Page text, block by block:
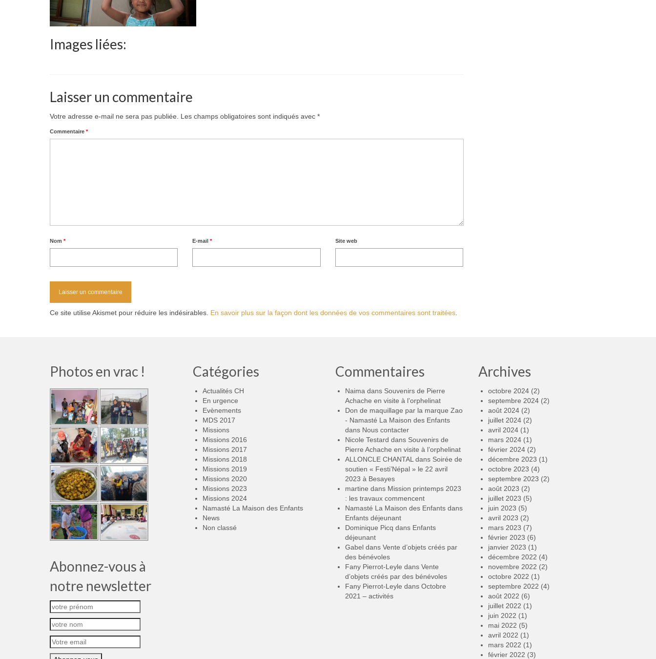
Images liées:
Laisser un commentaire
Votre adresse e-mail ne sera pas publiée. Les champs obligatoires sont indiqués avec *
Commentaire *
Nom * E-mail* Site web
Ce site utilise Akismet pour réduire les indésirables. En savoir plus sur la façon dont les données de vos commentaires sont traitées
Photos en vrac !
Abonnez-vous à
notre newsletter
Catégories
Actualités CH
En urgence
Evènements
MDS 2017
Missions
Missions 2016
Missions 2017
Missions 2018
Missions 2019
Missions 2020
Missions 2023
Missions 2024
Namasté La Maison des Enfants
News
Non classé
Commentaires
Naima dans Souvenirs de Pierre
Achache en visite à l’orphelinat
Don de maquillage par la marque Zao
- Namasté La Maison des Enfants
dans Nous contacter
Nicole Testard dans Souvenirs de
Pierre Achache en visite à l’orphelinat
ALLONCLE CHANTAL dans Soirée de
soutien « Festi’Népal » le 22 avril
2023 à Besayes
martine dans Mission printemps 2023
: les travaux commencent
Namasté La Maison des Enfants dans
Enfants déjeunant
Dominique Picq dans Enfants
déjeunant
Gabel dans Vente d’objets créés par
des bénévoles
Fany Pierrot-Leyle dans Vente
d’objets créés par des bénévoles
Fany Pierrot-Leyle dans Octobre
2021 – activités
Archives
octobre 2024(2)
septembre 2024(2)
août 2024(2)
juillet 2024(2)
avril 2024(1)
mars 2024(1)
février 2024(2)
décembre 2023 (1)
octobre 2023 (4)
septembre 2023 (2)
août 2023 (2)
juillet 2023 (5)
juin 2023 (5)
avril 2023 (2)
mars 2023 (7)
février 2023 (6)
janvier 2023 (1)
décembre 2022 (4)
novembre 2022 (2)
octobre 2022 (1)
septembre 2022 (4)
août 2022 (6)
juillet 2022 (1)
juin 2022 (1)
mai 2022 (5)
avril 2022 (1)
mars 2022 (1)
février 2022 (3)